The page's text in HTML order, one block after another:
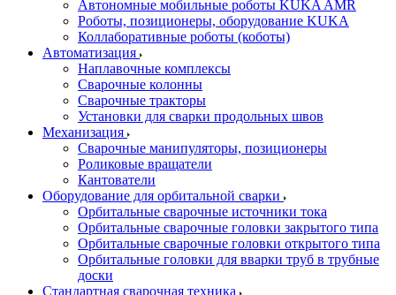
Автономные мобильные роботы KUKA AMR
Роботы, позиционеры, оборудование KUKA
Коллаборативные роботы (коботы)
Автоматизация
Наплавочные комплексы
Сварочные колонны
Сварочные тракторы
Установки для сварки продольных швов
Механизация
Сварочные манипуляторы, позиционеры
Роликовые вращатели
Кантователи
Оборудование для орбитальной сварки
Орбитальные сварочные источники тока
Орбитальные сварочные головки закрытого типа
Орбитальные сварочные головки открытого типа
Орбитальные головки для вварки труб в трубные
доски
Стандартная сварочная техника